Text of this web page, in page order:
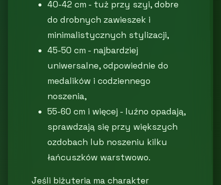
40-42 cm - tuż przy szyi, dobre
do drobnych zawieszek i
minimalistycznych stylizacji,
45-50 cm - najbardziej
uniwersalne, odpowiednie do
medalików i codziennego
noszenia,
55-60 cm i więcej - luźno opadają,
sprawdzają się przy większych
ozdobach lub noszeniu kilku
łańcuszków warstwowo.
Jeśli biżuteria ma charakter